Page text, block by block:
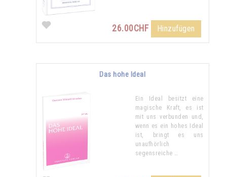
26.00CHF Hinzufügen
Das hohe Ideal
Ein Ideal besitzt eine
magische Kraft, es ist
mit uns verbunden und,
wenn es ein hohes Ideal
ist, bringt es uns
unaufhörlich
segensreiche …